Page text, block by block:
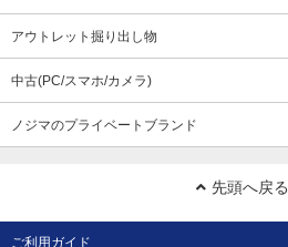
アウトレット掘り出し物
中古(PC/スマホ/カメラ)
ノジマのプライベートブランド
先頭へ戻る
ご利用ガイド